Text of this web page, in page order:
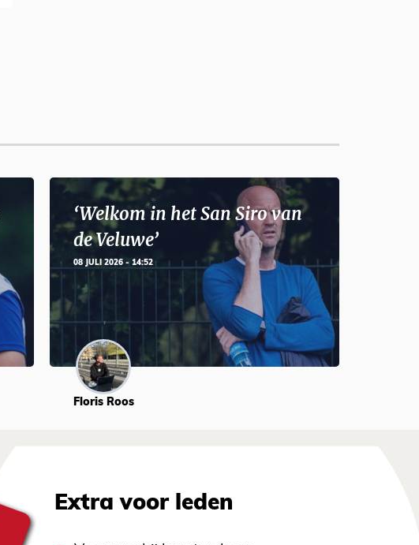
‘Welkom in het San Siro van
de Veluwe’
08 JULI 2026 - 14:52
Floris Roos
Extra voor leden